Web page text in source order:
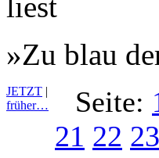
»Zu blau
JETZT |
früher…
Seite:
21 22 23